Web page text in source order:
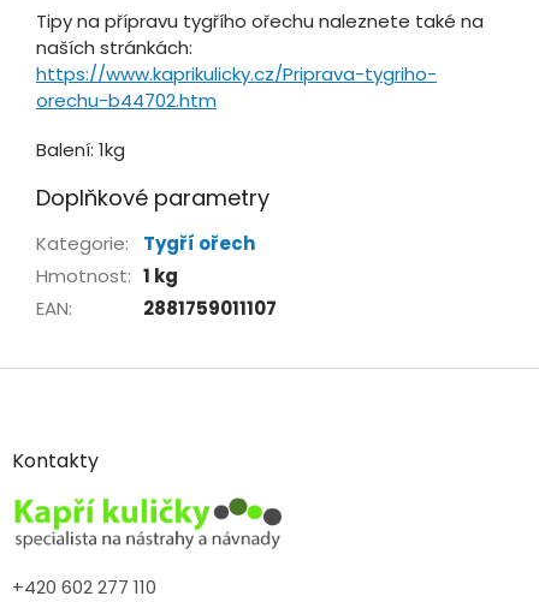
Tipy na přípravu tygřího ořechu naleznete také na
naších stránkách:
https://www.kaprikulicky.cz/Priprava-tygriho-
orechu-b44702.htm
Balení: 1kg
Doplňkové parametry
Kategorie:
Tygří ořech
Hmotnost: 1 kg
EAN: 2881759011107
Z
aKontakty
+420 602 277 110